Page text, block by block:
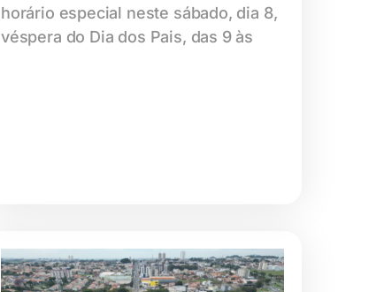
horário especial neste sábado, dia 8,
véspera do Dia dos Pais, das 9 às